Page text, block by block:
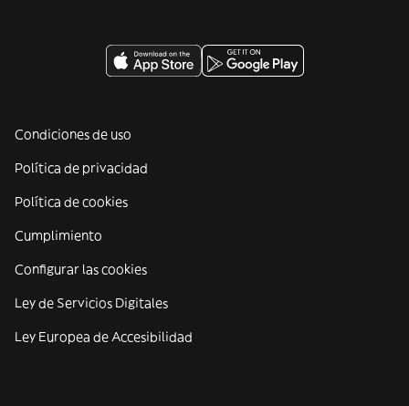
Condiciones de uso
Política de privacidad
Política de cookies
Cumplimiento
Configurar las cookies
Ley de Servicios Digitales
Ley Europea de Accesibilidad